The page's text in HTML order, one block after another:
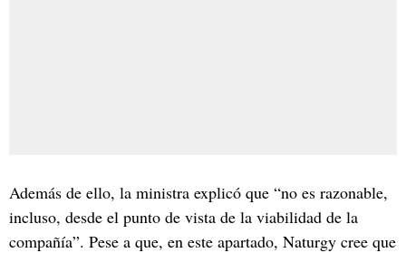
Además de ello, la ministra explicó que “no es razonable,
incluso, desde el punto de vista de la viabilidad de la
compañía”. Pese a que, en este apartado, Naturgy cree que